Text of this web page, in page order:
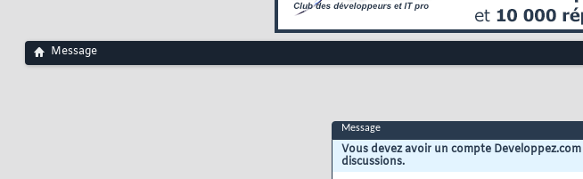
Message
Message
Vous devez avoir un compte
discussions.